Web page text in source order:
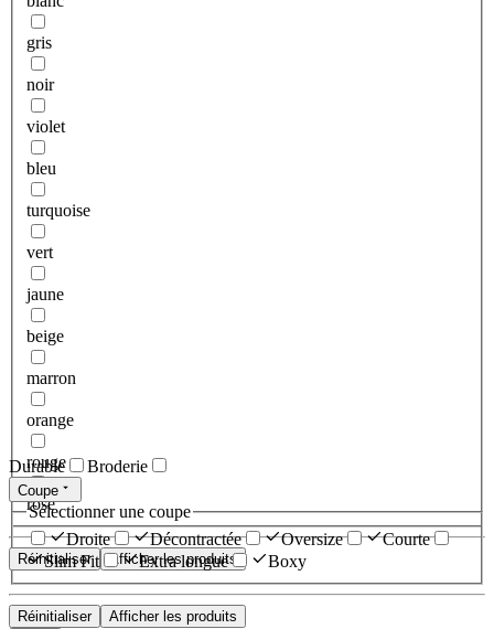
gris
noir
violet
bleu
turquoise
vert
jaune
beige
marron
orange
rouge
rose
Réinitialiser Afficher les produits
Durable Broderie
Coupe
Sélectionner une coupe
Droite
Décontractée Oversize
Courte
Slim Fit
Extra longue Boxy
Réinitialiser
Afficher les produits